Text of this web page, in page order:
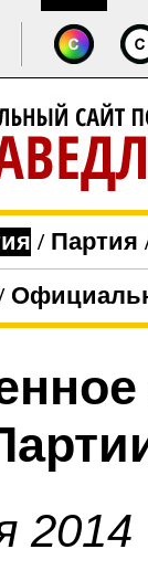
/ Партия
2014